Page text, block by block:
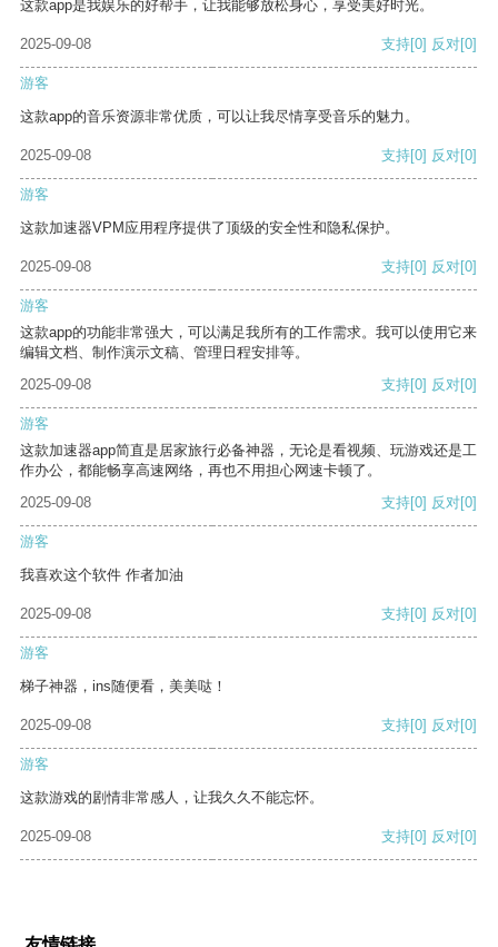
这款app是我娱乐的好帮手，让我能够放松身心，享受美好时光。
2025-09-08 支持[0] 反对[0]
游客
这款app的音乐资源非常优质，可以让我尽情享受音乐的魅力。
2025-09-08 支持[0] 反对[0]
游客
这款加速器VPM应用程序提供了顶级的安全性和隐私保护。
2025-09-08 支持[0] 反对[0]
游客
这款app的功能非常强大，可以满足我所有的工作需求。我可以使用它来
编辑文档、制作演示文稿、管理日程安排等。
2025-09-08
支持[0] 反对[0]
游客
这款加速器app简直是居家旅行必备神器，无论是看视频、玩游戏还是工
作办公，都能畅享高速网络，再也不用担心网速卡顿了。
2025-09-08
支持[0] 反对[0]
游客
我喜欢这个软件 作者加油
2025-09-08 支持[0] 反对[0]
游客
梯子神器，ins随便看，美美哒！
2025-09-08 支持[0] 反对[0]
游客
这款游戏的剧情非常感人，让我久久不能忘怀。
2025-09-08 支持[0] 反对[0]